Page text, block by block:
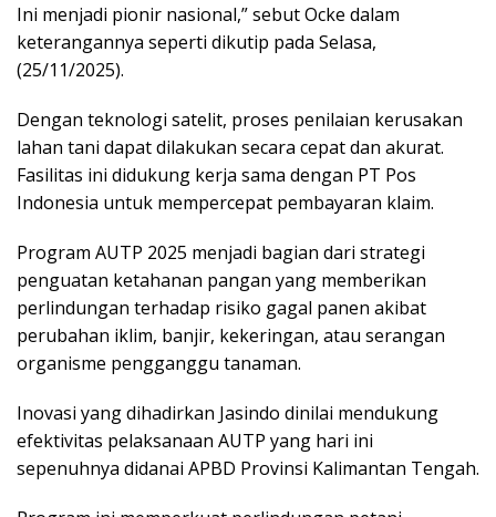
Ini menjadi pionir nasional,” sebut Ocke dalam
keterangannya seperti dikutip pada Selasa,
(25/11/2025).
Dengan teknologi satelit, proses penilaian kerusakan
lahan tani dapat dilakukan secara cepat dan akurat.
Fasilitas ini didukung kerja sama dengan PT Pos
Indonesia untuk mempercepat pembayaran klaim.
Program AUTP 2025 menjadi bagian dari strategi
penguatan ketahanan pangan yang memberikan
perlindungan terhadap risiko gagal panen akibat
perubahan iklim, banjir, kekeringan, atau serangan
organisme pengganggu tanaman.
Inovasi yang dihadirkan Jasindo dinilai mendukung
efektivitas pelaksanaan AUTP yang hari ini
sepenuhnya didanai APBD Provinsi Kalimantan Tengah.